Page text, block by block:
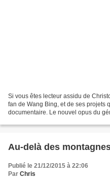
Si vous êtes lecteur assidu de
fan de Wang Bing, et de ses projets
documentaire. Le nouvel opus du
Au-delà des
Publié le 21/12/2015 à 22:06
Par Chris